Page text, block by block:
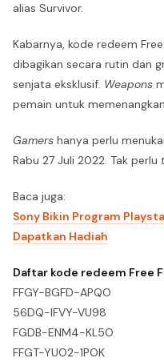
alias Survivor.
Kabarnya, kode redeem
dibagikan secara rutin dan
senjata eksklusif. Weapons
pemain untuk
Gamers hanya perlu
Rabu 27 Juli 2022. Tak perlu
Baca juga:
Sony Bikin Program
Dapatkan Hadiah
Daftar kode redeem Free
FFGY-BGFD-APQO
56DQ-IFVY-VU98
FGDB-ENM4-KL5O
FFGT-YUO2-1POK